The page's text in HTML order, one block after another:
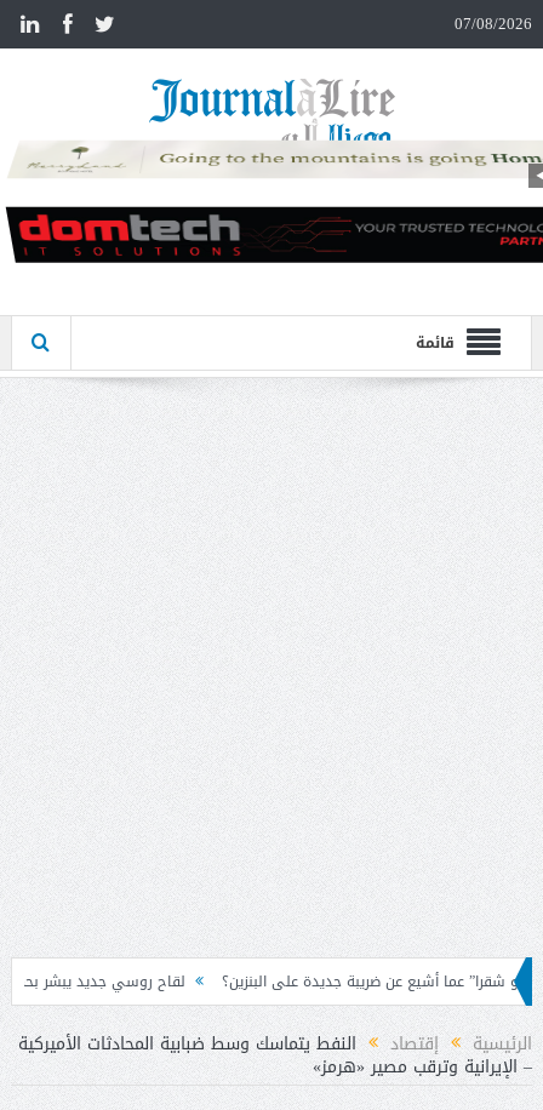
07/08/2026
قائمة
أشيع عن ضريبة جديدة على البنزين؟ لقاح روسي جديد يبشر بحماية قوية من
الرئيسية إقتصاد النفط يتماسك وسط ضبابية المحادثات الأميركية
– الإيرانية وترقب مصير «هرمز»